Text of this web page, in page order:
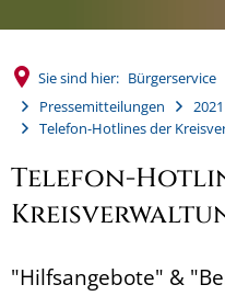
Sie sind hier: Bürgerservice
Pressemitteilungen
2021
Telefon-Hotlines der
Telefon-
"Hilfsangebote" &